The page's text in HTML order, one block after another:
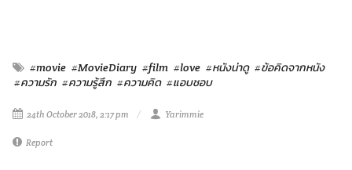
#movie #MovieDiary #film #love #หนังน่าดู #ข้อคิดจากหนัง
#ความรัก #ความรู้สึก #ความคิด #แอบชอบ
24th October 2018, 2:17 pm Yarimmie
Report